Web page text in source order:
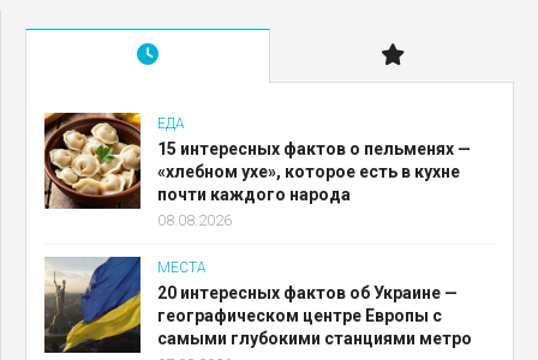
ЕДА
15 интересных фактов о пельменях —
«хлебном ухе», которое есть в кухне
почти каждого народа
08.08.2026
МЕСТА
20 интересных фактов об Украине —
географическом центре Европы с
самыми глубокими станциями метро